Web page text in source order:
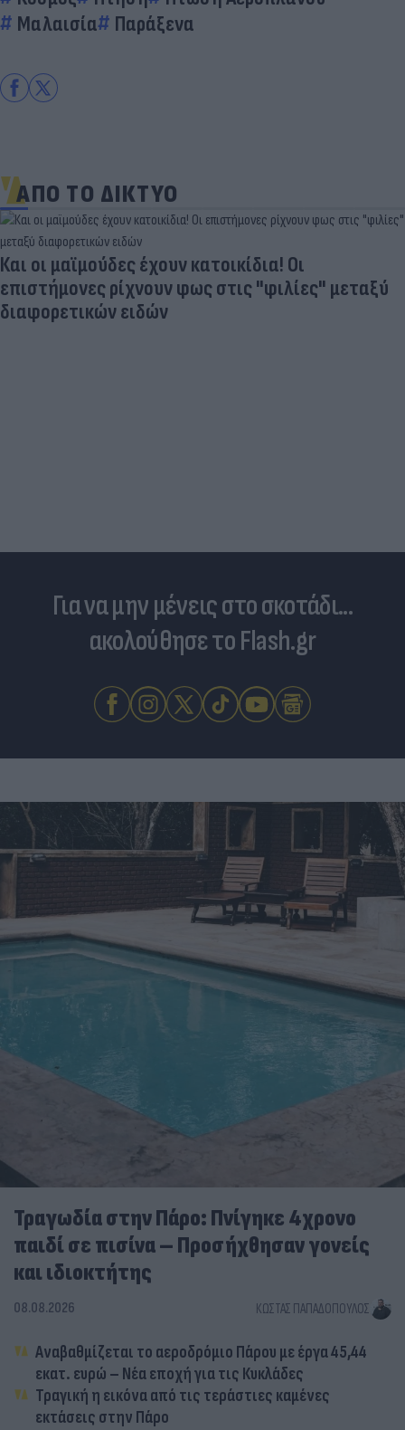
Μαλαισία
Παράξενα
ΑΠΟ ΤΟ ΔΙΚΤΥΟ
Για να μην μένεις στο σκοτάδι...
ακολούθησε το Flash.gr
Τραγωδία στην Πάρο: Πνίγηκε 4χρονο
παιδί σε πισίνα – Προσήχθησαν γονείς
και ιδιοκτήτης
08.08.2026 ΚΏΣΤΑΣ ΠΑΠΑΔΌΠΟΥΛΟΣ
Αναβαθμίζεται το αεροδρόμιο Πάρου με έργα 45,44
εκατ. ευρώ – Νέα εποχή για τις Κυκλάδες
Τραγική η εικόνα από τις τεράστιες καμένες
εκτάσεις στην Πάρο